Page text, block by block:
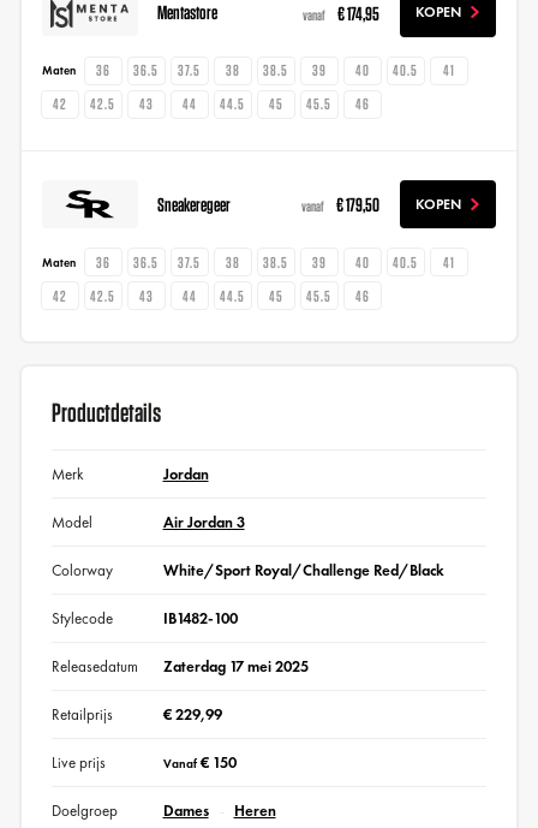
Mentastore vanaf € 174,95 KOPEN
Maten 36 36.5 37.5 38 38.5 39 40 40.5
41
42
42.5 43 44 44.5 45 45.5 46
Sneakeregeer vanaf € 179,50 KOPEN
Maten 36 36.5 37.5 38 38.5 39 40 40.5
41
42
42.5 43 44 44.5 45 45.5 46
Productdetails
Merk Jordan
Model Air Jordan 3
Colorway White/Sport Royal/Challenge Red/Black
Stylecode IB1482-100
Releasedatum Zaterdag 17 mei 2025
Retailprijs € 229,99
Live prijs Vanaf€ 150
Doelgroep Dames Heren